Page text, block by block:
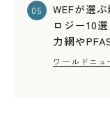
05
WEFが選
ロジー10
力網や
ワールドニュ